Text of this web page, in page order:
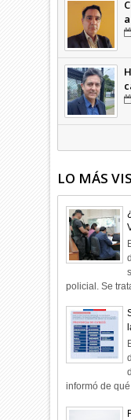
LO MÁS
policial. Se
informó de qué